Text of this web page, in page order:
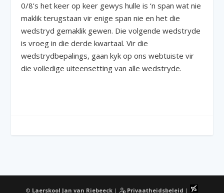
0/8’s het keer op keer gewys hulle is ‘n span wat nie
maklik terugstaan vir enige span nie en het die
wedstryd gemaklik gewen. Die volgende wedstryde
is vroeg in die derde kwartaal. Vir die
wedstrydbepalings, gaan kyk op ons webtuiste vir
die volledige uiteensetting van alle wedstryde.
© Laerskool Jan van Riebeeck| Privaatheidsbeleid |